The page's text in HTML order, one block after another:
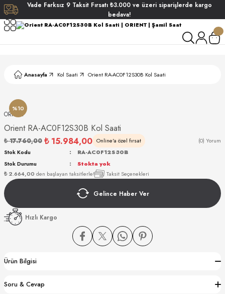
Vade Farksız 9 Taksit Fırsatı ₺3.000 ve üzeri siparişlerde kargo
bedava!
Anasayfa Kol Saati Orient RA-AC0F12S30B Kol Saati
%10
ORIENT
Orient RA-AC0F12S30B Kol Saati
₺ 17.760,00 ₺ 15.984,00 Online'a özel fırsat (0) Yorum
₺ 2.664,00 den başlayan taksitlerle! Taksit Seçenekleri
Stok Kodu
RA-AC0F12S30B
Stok Durumu
Stokta yok
Gelince Haber Ver
Hızlı Kargo
Ürün Bilgisi
Soru & Cevap